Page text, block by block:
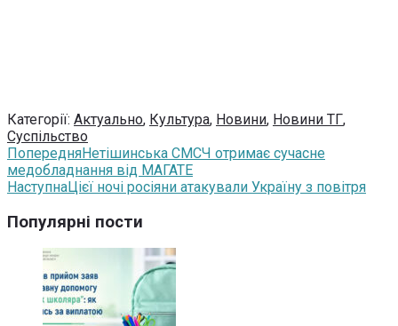
Категорії: Актуально, Культура, Новини, Новини ТГ,
Суспільство
ПопередняНетішинська СМСЧ отримає сучасне
медобладнання від МАГАТЕ
НаступнаЦієї ночі росіяни атакували Україну з повітря
Популярні пости